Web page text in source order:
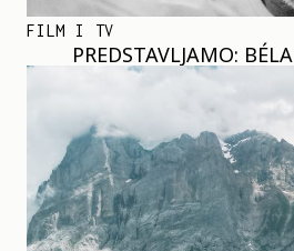
FILM I TV
PREDSTAVLJAMO: